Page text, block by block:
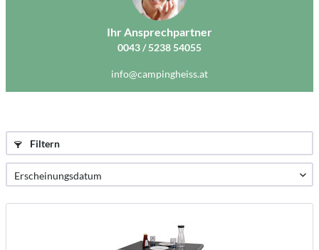
Ihr Ansprechpartner
0043 / 5238 54055
info@campingheiss.at
Filtern